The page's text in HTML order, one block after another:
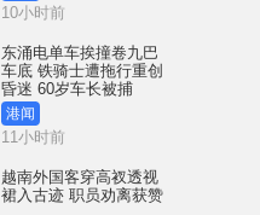
10小时前
东涌电单车挨撞卷九巴
车底 铁骑士遭拖行重创
昏迷 60岁车长被捕
港闻
11小时前
越南外国客穿高衩透视
裙入古迹 职员劝离获赞